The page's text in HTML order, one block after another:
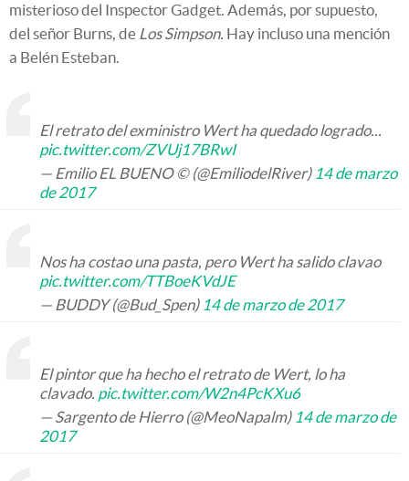
misterioso del Inspector Gadget. Además, por supuesto,
del señor Burns, de Los Simpson. Hay incluso una mención
a Belén Esteban.
El retrato del exministro Wert ha quedado logrado...
pic.twitter.com/ZVUj17BRwI
— Emilio EL BUENO © (@EmiliodelRiver) 14 de marzo
de 2017
Nos ha costao una pasta, pero Wert ha salido clavao
pic.twitter.com/TTBoeKVdJE
— BUDDY (@Bud_Spen) 14 de marzo de 2017
El pintor que ha hecho el retrato de Wert, lo ha
clavado. pic.twitter.com/W2n4PcKXu6
— Sargento de Hierro (@MeoNapalm) 14 de marzo de
2017